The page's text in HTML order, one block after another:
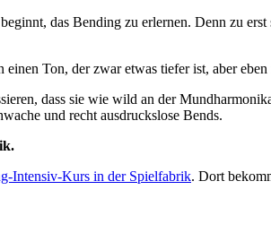
das Bending zu erlernen. Denn zu erst
Ton, der zwar etwas tiefer ist, aber
dass sie wie wild an der
und recht ausdruckslose Bends.
Intensiv-Kurs in der Spielfabrik. Dort